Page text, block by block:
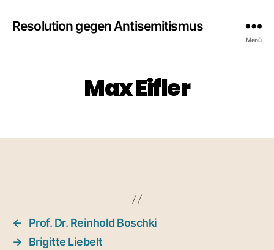
Resolution gegen Antisemitismus
Menü
Max Eifler
←
Prof. Dr. Reinhold Boschki
→ Brigitte Liebelt